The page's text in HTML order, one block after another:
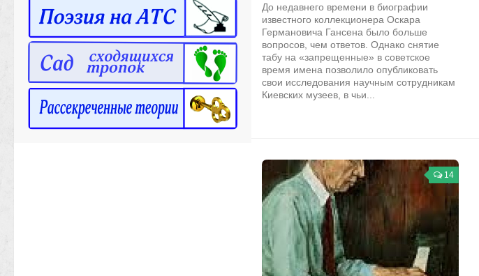
До недавнего времени в биографии
известного коллекционера Оскара
Германовича Гансена было больше
вопросов, чем ответов. Однако снятие
табу на «запрещенные» в советское
время имена позволило опубликовать
свои исследования научным сотрудникам
Киевских музеев, в чьи...
14